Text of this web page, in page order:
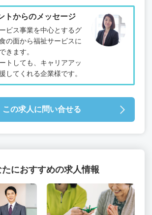
トからのメッセージ
ビス事業を中心とするグ
の面から福祉サービスに
きます。
トしても、キャリアアッ
してくれる企業様です。
この求人に問い合せる
たにおすすめの求人情報